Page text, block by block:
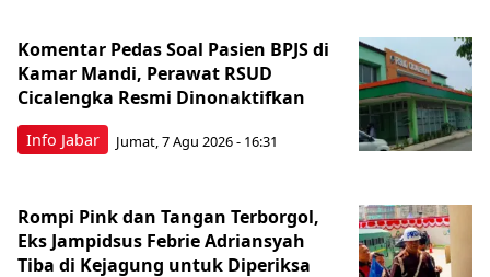
Info Jabar
Komentar Pedas Soal Pasien BPJS di
Kamar Mandi, Perawat RSUD
Cicalengka Resmi Dinonaktifkan
Jumat, 7 Agu 2026 - 16:31
Rompi Pink dan Tangan Terborgol,
Eks Jampidsus Febrie Adriansyah
Tiba di Kejagung untuk Diperiksa